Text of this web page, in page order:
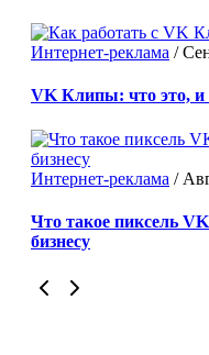
Интернет-реклама /
VK Клипы: что это, и
Интернет-реклама /
Что такое пиксель
бизнесу